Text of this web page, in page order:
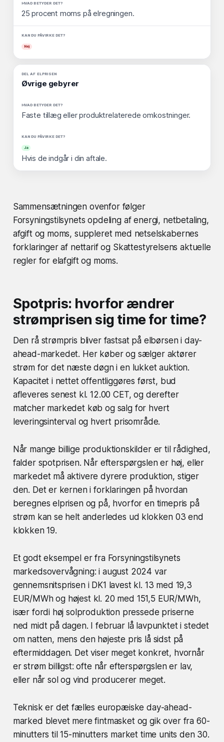
25 procent moms på elregningen.
Nej
Øvrige gebyrer
Faste tillæg eller produktrelaterede omkostninger.
Ja
Hvis de indgår i din aftale.
Sammensætningen ovenfor følger
Forsyningstilsynets opdeling af energi, netbetaling,
afgift og moms, suppleret med netselskabernes
forklaringer af nettarif og Skattestyrelsens aktuelle
regler for elafgift og moms.
Spotpris: hvorfor ændrer
strømprisen sig time for time?
Den rå strømpris bliver fastsat på elbørsen i day-
ahead-markedet. Her køber og sælger aktører
strøm for det næste døgn i en lukket auktion.
Kapacitet i nettet offentliggøres først, bud
afleveres senest kl. 12.00 CET, og derefter
matcher markedet køb og salg for hvert
leveringsinterval og hvert prisområde.
Når mange billige produktionskilder er til rådighed,
falder spotprisen. Når efterspørgslen er høj, eller
markedet må aktivere dyrere produktion, stiger
den. Det er kernen i forklaringen på hvordan
beregnes elprisen og på, hvorfor en timepris på
strøm kan se helt anderledes ud klokken 03 end
klokken 19.
Et godt eksempel er fra Forsyningstilsynets
markedsovervågning: i august 2024 var
gennemsnitsprisen i DK1 lavest kl. 13 med 19,3
EUR/MWh og højest kl. 20 med 151,5 EUR/MWh,
især fordi høj solproduktion pressede priserne
ned midt på dagen. I februar lå lavpunktet i stedet
om natten, mens den højeste pris lå sidst på
eftermiddagen. Det viser meget konkret, hvornår
er strøm billigst: ofte når efterspørgslen er lav,
eller når sol og vind producerer meget.
Teknisk er det fælles europæiske day-ahead-
marked blevet mere fintmasket og gik over fra 60-
minutters til 15-minutters market time units den 30.